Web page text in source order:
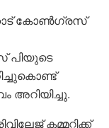
കോൺഗ്രസ്
പിയുടെ
അറിയിച്ചു.
കമ്മറ്റിക്ക്